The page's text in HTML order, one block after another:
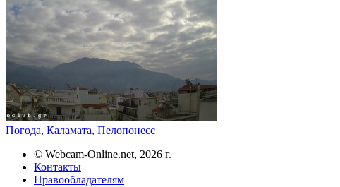
Погода, Каламата, Пелопонесс
© Webcam-Online.net, 2026 г.
Контакты
Правообладателям